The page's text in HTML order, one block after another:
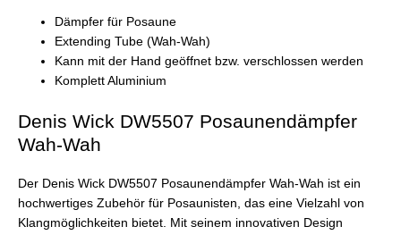
Dämpfer für Posaune
Extending Tube (Wah-Wah)
Kann mit der Hand geöffnet bzw. verschlossen werden
Komplett Aluminium
Denis Wick DW5507 Posaunendämpfer
Wah-Wah
Der Denis Wick DW5507 Posaunendämpfer Wah-Wah ist ein
hochwertiges Zubehör für Posaunisten, das eine Vielzahl von
Klangmöglichkeiten bietet. Mit seinem innovativen Design